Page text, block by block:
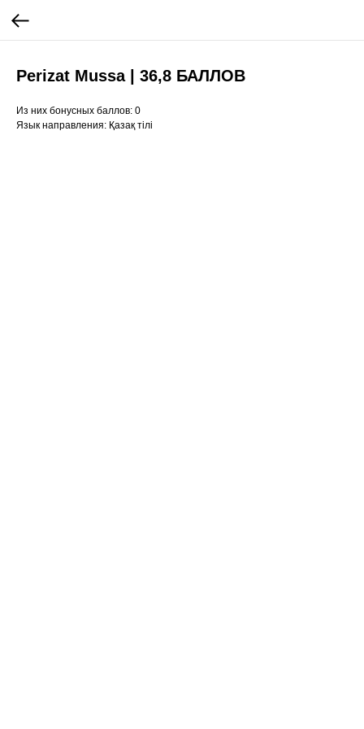
Perizat Mussa | 36,8 БАЛЛОВ
Из них бонусных баллов: 0
Язык направления: Қазақ тілі